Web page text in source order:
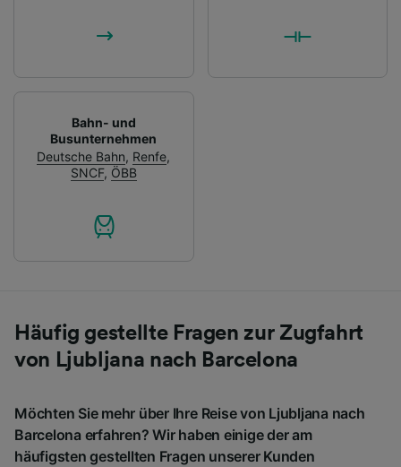
Bahn- und
Busunternehmen
Deutsche Bahn, Renfe,
SNCF, ÖBB
Häufig gestellte Fragen zur Zugfahrt
von Ljubljana nach Barcelona
Möchten Sie mehr über Ihre Reise von Ljubljana nach
Barcelona erfahren? Wir haben einige der am
häufigsten gestellten Fragen unserer Kunden